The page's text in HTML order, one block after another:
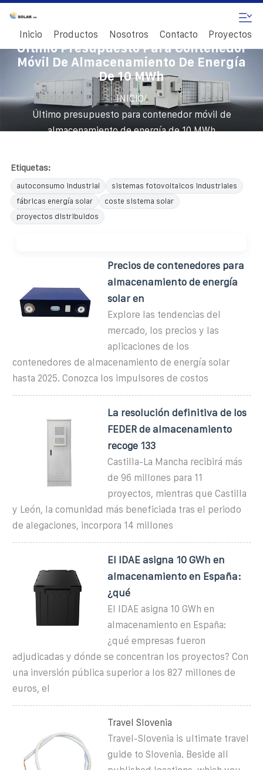
Inicio Productos Nosotros Contacto Proyectos
Último Presupuesto Para Contenedor
Móvil De Almacenamiento De Energía
De 10 MWh
INICIO/
Último presupuesto para contenedor móvil de
almacenamiento de energía de 10 MWh
Etiquetas:
autoconsumo industrial
sistemas fotovoltaicos industriales
fábricas energía solar
coste sistema solar
proyectos distribuidos
Precios de contenedores para
almacenamiento de energía
solar en
Explore las tendencias del
mercado, los precios y las
aplicaciones de los
contenedores de almacenamiento de energía solar
hasta 2025. Conozca los impulsores de costos
La resolución definitiva de los
FEDER de almacenamiento
recoge 133
Castilla-La Mancha recibirá más
de 96 millones para 11
proyectos, mientras que Castilla
y León, la comunidad más beneficiada tras el periodo
de alegaciones, incorpora 14 millones
El IDAE asigna 10 GWh en
almacenamiento en España:
¿qué
El IDAE asigna 10 GWh en
almacenamiento en España:
¿qué empresas fueron
adjudicadas y dónde se concentran los proyectos? Con
una inversión pública superior a los 827 millones de
euros, el
Travel Slovenia
Travel-Slovenia is ultimate travel
guide to Slovenia. Beside all